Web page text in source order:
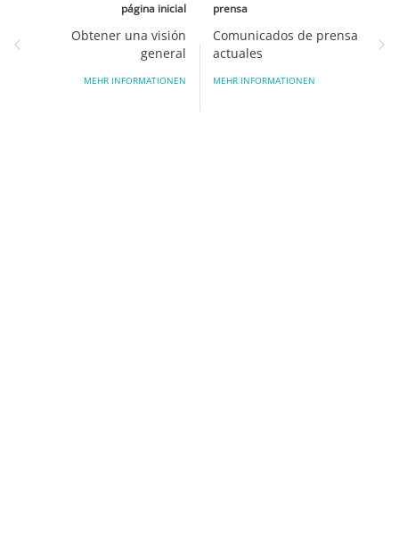
página inicial
Obtener una visión
general
MEHR INFORMATIONEN
prensa
Comunicados de prensa
actuales
MEHR INFORMATIONEN